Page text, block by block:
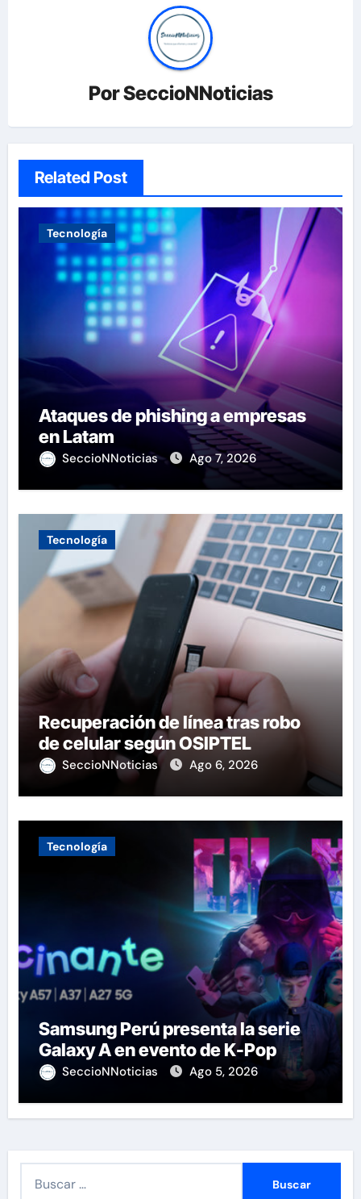
PorSeccioNNoticias
Related Post
Tecnología
Ataques de phishing a empresas
en Latam
SeccioNNoticias Ago 7, 2026
Tecnología
Recuperación de línea tras robo
de celular según OSIPTEL
SeccioNNoticias Ago 6, 2026
Tecnología
Samsung Perú presenta la serie
Galaxy A en evento de K-Pop
SeccioNNoticias Ago 5, 2026